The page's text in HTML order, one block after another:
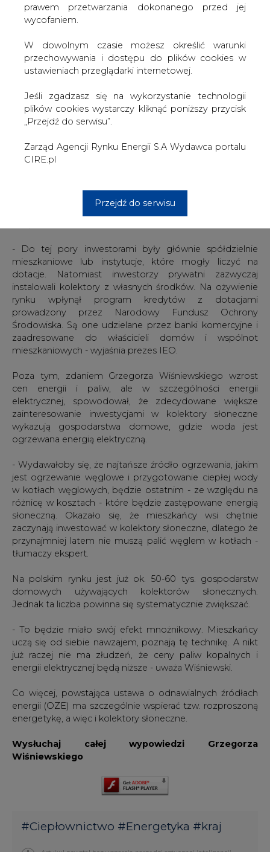
prawem przetwarzania dokonanego przed jej
wycofaniem.
W dowolnym czasie możesz określić warunki
przechowywania i dostępu do plików cookies w
ustawieniach przeglądarki internetowej.
Jeśli zgadzasz się na wykorzystanie technologii
plików cookies wystarczy kliknąć poniższy przycisk
„Przejdź do serwisu”.
Zarząd Agencji Rynku Energii S.A Wydawca portalu
CIRE.pl
Przejdź do serwisu
- Energetyka słoneczna cieplna jest jednym z najszybciej
rozwijających się sektorów energetyki odnawialnej w
kierujący Instytutem Energetyki Odnawialnej, który
przeprowadził badania dotyczące tego rynku.
Polsce w 2011 r. wzrosła o ponad 70 proc. i wyniosła ok.
248 tys. m2, co daje łącznie 904 tys. m2 zainstalowanych i
użytkowanych kolektorów słonecznych i stanowi
mocy zainstalowanej kolektory słoneczne stanowią
drugą, po energetyce wiatrowej technologię OZE w
Według Grzegorza Wiśniewskiego sektor ten rozwija się
w tempie ok.30-40 proc. rocznie, a ubiegły rok był
- Do tej pory inwestorami były głównie spółdzielnie
mieszkaniowe lub instytucje, które mogły liczyć na
dotacje. Natomiast inwestorzy prywatni zazwyczaj
instalowali kolektory z własnych środków. Na ożywienie
rynku wpłynął program kredytów z dotacjami
prowadzony przez Narodowy Fundusz Ochrony
Środowiska. Są one udzielane przez banki komercyjne i
zaadresowane do właścicieli domów i wspólnot
mieszkaniowych - wyjaśnia prezes IEO.
Poza tym, zdaniem Grzegorza Wiśniewskiego wzrost
cen energii i paliw, ale w szczególności energii
elektrycznej, spowodował, że zdecydowane większe
zainteresowanie inwestycjami w kolektory słoneczne
wykazują gospodarstwa domowe, gdzie woda jest
ogrzewana energią elektryczną.
- Wydawałoby się, że najtańsze źródło ogrzewania, jakim
jest ogrzewanie węglowe i przygotowanie ciepłej wody
w kotłach węglowych, będzie ostatnim - ze względu na
różnicę w kosztach - które będzie zastępowane energią
słoneczną. Okazało się, że mieszkańcy wsi chętnie
zaczynają inwestować w kolektory słoneczne, dlatego że
przynajmniej latem nie muszą palić węglem w kotłach -
tłumaczy ekspert.
Na polskim rynku jest już ok. 50-60 tys. gospodarstw
domowych używających kolektorów słonecznych.
Jednak ta liczba powinna się systematycznie zwiększać.
- To będzie miało swój efekt mnożnikowy. Mieszkańcy
uczą się od siebie nawzajem, poznają tę technikę. A nikt
już raczej nie ma złudzeń, że ceny paliw kopalnych i
energii elektrycznej będą niższe - uważa Wiśniewski.
Co więcej, powstająca ustawa o odnawialnych źródłach
energii (OZE) ma szczególnie wspierać tzw. rozproszoną
energetykę, a więc i kolektory słoneczne.
Wysłuchaj całej wypowiedzi Grzegorza
Wiśniewskiego
#Ciepłownictwo #Energetyka #kraj